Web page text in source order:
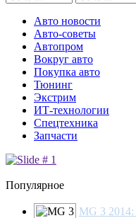
Авто новости
Авто-советы
Автопром
Вокруг авто
Покупка авто
Тюнинг
Экстрим
ИТ-технологии
Спецтехника
Запчасти
Популярное
MG 3 2014: